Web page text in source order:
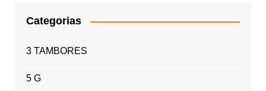
Categorias
3 TAMBORES
5 G